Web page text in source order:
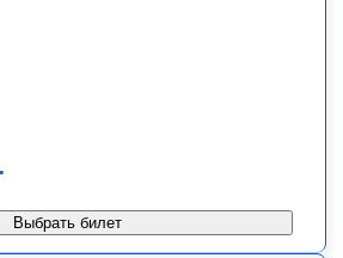
Выбрать билет